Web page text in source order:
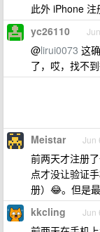
此外 iPhone 注
yc26110
@lirui0073 这
了，哎，找不
Meistar Jun
前两天才注册
点才没让验证
册）😂。但是
kkcling Jun